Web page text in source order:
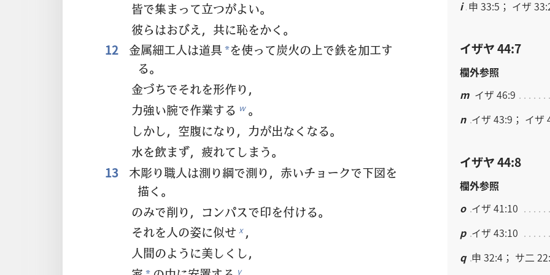
皆で集まって立つがよい。
彼らはおびえ，共に恥をかく。
12
金属細工人は道具*を使って炭火の上で鉄を加工す
る。
金づちでそれを形作り，
力強い腕で作業する w 。
しかし，空腹になり，力が出なくなる。
水を飲まず，疲れてしまう。
13
木彫り職人は測り綱で測り，赤いチョークで下図を
描く。
のみで削り，コンパスで印を付ける。
それを人の姿に似せ x ，
人間のように美しくし，
y
i 申 33:5； イザ
イザヤ 44:7
欄外参照
m イザ 46:9
n イザ 43:9； イザ
イザヤ 44:8
欄外参照
o イザ 41:10
p イザ 43:10
q 申 32:4； サ二